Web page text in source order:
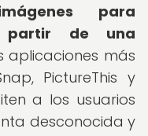
para
partir de una
aplicaciones más
PictureThis y
a los usuarios
desconocida y